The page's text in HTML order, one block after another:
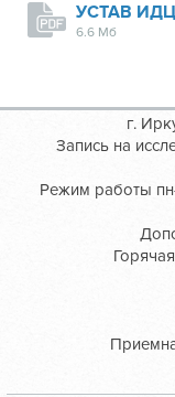
УСТАВ ИДЦ
6.6 Мб
г.
Запись на
Режим работы